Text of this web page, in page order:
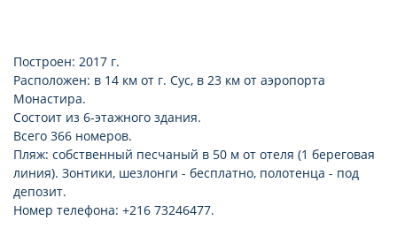
Построен: 2017 г.
Расположен: в 14 км от г. Сус, в 23 км от аэропорта
Монастира.
Состоит из 6-этажного здания.
Всего 366 номеров.
Пляж: собственный песчаный в 50 м от отеля (1 береговая
линия). Зонтики, шезлонги - бесплатно, полотенца - под
депозит.
Номер телефона: +216 73246477.